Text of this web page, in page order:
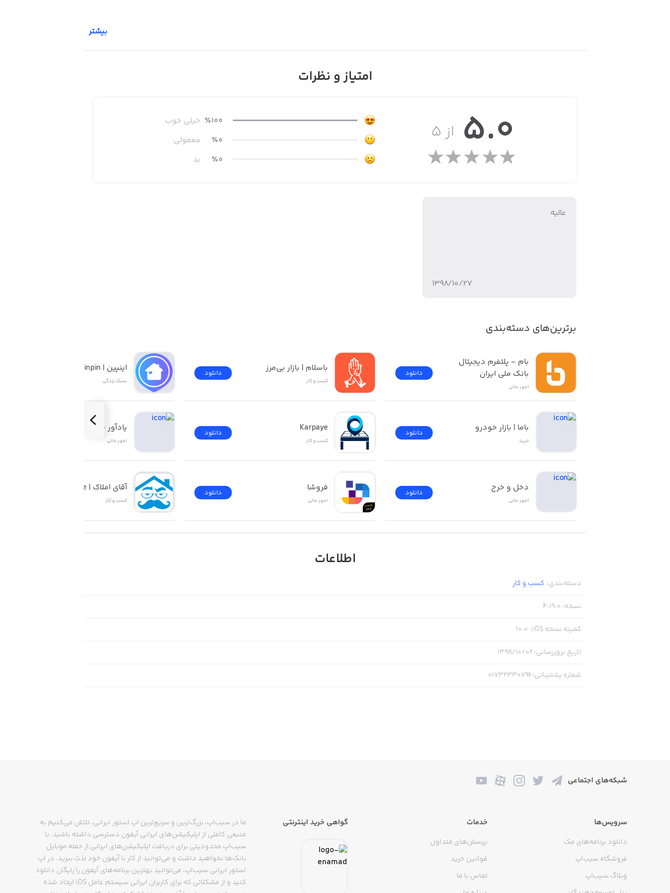
بیشتر
امتیاز و نظرات
از ۵ 5.0 ٪100
خیلی خوب
٪0
معمولی
٪0 بد
عاليه
۱۳۹۸/۱۰/۲۷
برترین‌های دسته‌بندی
بانک ملی ایران
امور ‌مالی
دانلود
باما | بازار خودرو
خرید
دانلود
دخل و خرج
امور ‌مالی
دانلود
باسلام | بازار بی‌مرز
کسب‌ و ‌کار
دانلود
Karpaye
کسب‌ و ‌کار
دانلود
فروشا
امور ‌مالی
دانلود
اینپین | inpin
سبک زندگی
یادآور چک ۲
امور ‌مالی
آقای املاک | Mr Estate
کسب‌ و ‌کار
اطلاعات
دسته‌بندی: کسب‌ و ‌کار
نسخه:
4.19.0
کمینه نسخه iOS :
10.0
تاریخ بروزرسانی:۱۳۹۸/۱۰/۰۲
شماره پشتیبانی:
01732330796
شبکه‌های اجتماعی
سرویس‌ها
دانلود برنامه‌های مک
فروشگاه سیب‌اپ
وبلاگ سیب‌اپ
خدمات
پرسش‌های متداول
قوانین خرید
تماس با ما
گواهی خرید اینترنتی
ما در سیب‌اپ، بزرگ‌ترین و سریع‌ترین اپ استور ایرانی، تلاش می‌کنیم به
منبعی کاملی از اپلیکیشن‌های ایرانی آیفون دسترسی داشته باشید. با
سیب‌اپ محدودیتی برای دریافت اپلیکیشن‌های ایرانی از جمله موبایل
بانک‌ها نخواهید داشت و می‌توانید از کار با آیفون خود لذت ببرید. در اپ
استور ایرانی سیب‌اپ، می‌توانید بهترین برنامه‌های آیفون را رایگان دانلود
کنید و از مشکلاتی که برای کاربران ایرانی سیستم عامل iOS ایجاد شده